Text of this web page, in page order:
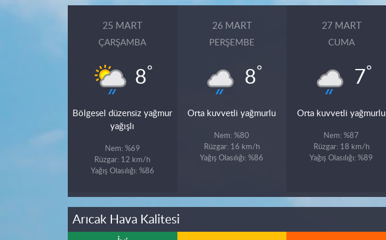
25 MART
ÇARŞAMBA
8°
Bölgesel düzensiz yağmur
yağışlı
Nem: %69
Rüzgar: 12 km/h
Yağış Olasılığı: %86
26 MART
PERŞEMBE
8°
Orta kuvvetli yağmurlu
Nem: %80
Rüzgar: 16 km/h
Yağış Olasılığı: %86
27 MART
CUMA
7°
Orta kuvvetli yağmurlu
Nem: %87
Rüzgar: 18 km/h
Yağış Olasılığı: %89
Arıcak Hava Kalitesi